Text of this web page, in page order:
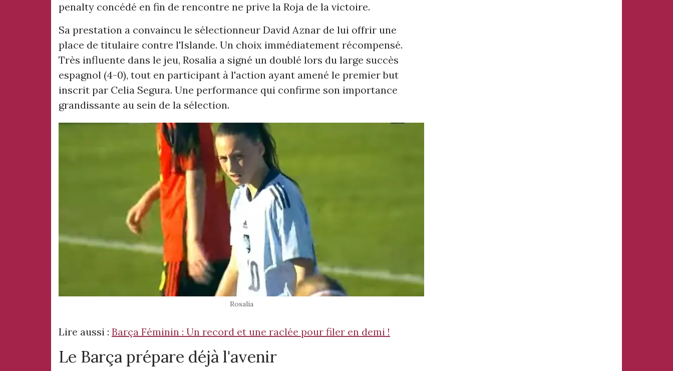
penalty concédé en fin de rencontre ne prive la Roja de la victoire.
Sa prestation a convaincu le sélectionneur David Aznar de lui offrir une
place de titulaire contre l'Islande. Un choix immédiatement récompensé.
Très influente dans le jeu, Rosalía a signé un doublé lors du large succès
espagnol (4-0), tout en participant à l'action ayant amené le premier but
inscrit par Celia Segura. Une performance qui confirme son importance
grandissante au sein de la sélection.
Rosalia
Lire aussi : Barça Féminin : Un record et une raclée pour filer en demi !
Le Barça prépare déjà l'avenir